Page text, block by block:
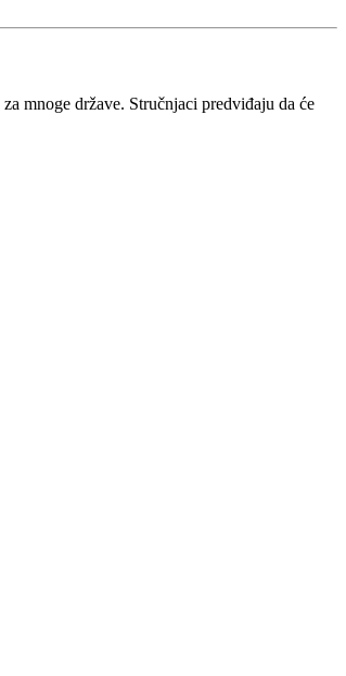
za mnoge države. Stručnjaci predviđaju da će